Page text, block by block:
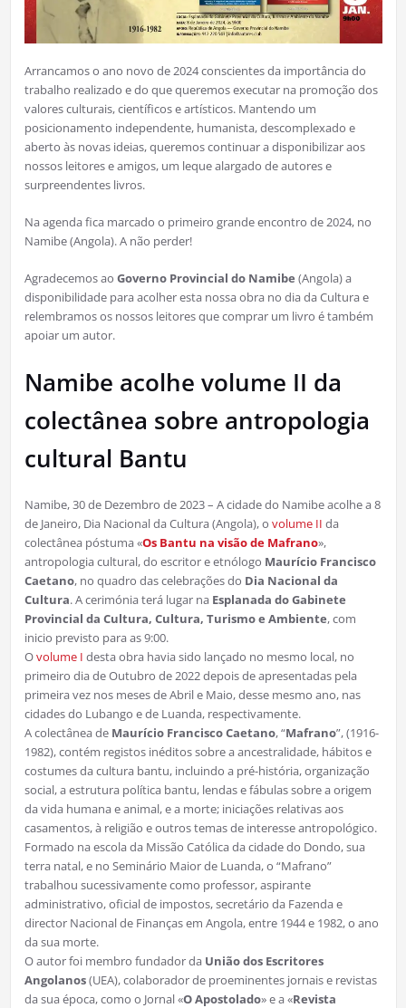
Arrancamos o ano novo de 2024 conscientes da importância do
trabalho realizado e do que queremos executar na promoção dos
valores culturais, científicos e artísticos. Mantendo um
posicionamento independente, humanista, descomplexado e
aberto às novas ideias, queremos continuar a disponibilizar aos
nossos leitores e amigos, um leque alargado de autores e
surpreendentes livros.
Na agenda fica marcado o primeiro grande encontro de 2024, no
Namibe (Angola). A não perder!
Agradecemos ao Governo Provincial do Namibe (Angola) a
disponibilidade para acolher esta nossa obra no dia da Cultura e
relembramos os nossos leitores que comprar um livro é também
apoiar um autor.
Namibe acolhe volume II da
colectânea sobre antropologia
cultural Bantu
Namibe, 30 de Dezembro de 2023 – A cidade do Namibe acolhe a 8
de Janeiro, Dia Nacional da Cultura (Angola), o volume II da
colectânea póstuma «Os Bantu na visão de Mafrano»,
antropologia cultural, do escritor e etnólogo Maurício Francisco
Caetano, no quadro das celebrações do Dia Nacional da
Cultura. A cerimónia terá lugar na Esplanada do Gabinete
Provincial da Cultura, Cultura, Turismo e Ambiente, com
inicio previsto para as 9:00.
Ovolume I desta obra havia sido lançado no mesmo local, no
primeiro dia de Outubro de 2022 depois de apresentadas pela
primeira vez nos meses de Abril e Maio, desse mesmo ano, nas
cidades do Lubango e de Luanda, respectivamente.
A colectânea de Maurício Francisco Caetano, “Mafrano”, (1916-
1982), contém registos inéditos sobre a ancestralidade, hábitos e
costumes da cultura bantu, incluindo a pré-história, organização
social, a estrutura política bantu, lendas e fábulas sobre a origem
da vida humana e animal, e a morte; iniciações relativas aos
casamentos, à religião e outros temas de interesse antropológico.
Formado na escola da Missão Católica da cidade do Dondo, sua
terra natal, e no Seminário Maior de Luanda, o “Mafrano”
trabalhou sucessivamente como professor, aspirante
administrativo, oficial de impostos, secretário da Fazenda e
director Nacional de Finanças em Angola, entre 1944 e 1982, o ano
da sua morte.
O autor foi membro fundador da União dos Escritores
Angolanos(UEA), colaborador de proeminentes jornais e revistas
da sua época, como o Jornal «O Apostolado» e a «Revista